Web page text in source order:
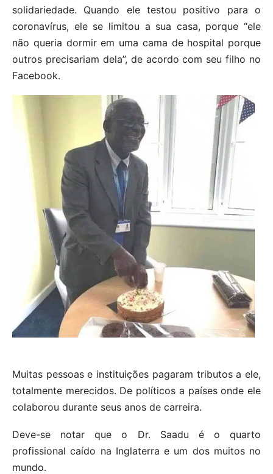
solidariedade. Quando ele testou positivo para o
coronavírus, ele se limitou a sua casa, porque “ele
não queria dormir em uma cama de hospital porque
outros precisariam dela”, de acordo com seu filho no
Facebook.
Muitas pessoas e instituições pagaram tributos a ele,
totalmente merecidos. De políticos a países onde ele
colaborou durante seus anos de carreira.
Deve-se notar que o Dr. Saadu é o quarto
profissional caído na Inglaterra e um dos muitos no
mundo.